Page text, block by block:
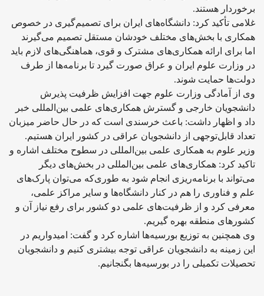
برخوردار هستند.
غلامی تأکید کرد: دانشگاه‌های ایران برای تصمیم‌گیری در خصوص
همکاری با بخش‌های مختلف خودشان مستقل تصمیم می‌گیرند
اما برای ارائه همکاری‌های مشترک و قوی، هماهنگی‌های لازم باید
در وزارت علوم ایران و عراق صورت گیرد تا برنامه‌ها از طرف
دولت‌ها حمایت شوند.
وی از آمادگی وزارت علوم جهت افزایش ظرفیت پذیرش
دانشجویان خارجی و گسترش همکاری‌های علمی بین‌المللی خبر
داد و اظهار داشت: باعث خرسندی است که در حال حاضر میزبان
تعداد قابل‌توجهی از دانشجویان عراقی در کشور ایران هستیم.
وزیر علوم به همکاری علمی بین‌المللی در سطوح مختلف اشاره و
تاکید کرد: همکاری‌های علمی بین‌المللی در بخش‌های دیگر
می‌تواند با برنامه‌ریزی انجام شود به طوری‌که می‌توان پارک‌های
علم و فناوری را هم در کنار دانشگاه‌ها و سایر مراکز علمی،
معرفی کرد و از ظرفیت‌های علمی دو کشور برای رفع نیاز آن و
کشورهای منطقه بهره گیریم.
وی همچنین به توزیع بورسیه‌ها اشاره کرد و گفت: امیدواریم در
این زمینه به دانشجویان عراقی توجه بیشتری کنیم و دانشجویان
تحصیلات تکمیلی را در بورسیه‌ها بگنجانیم.